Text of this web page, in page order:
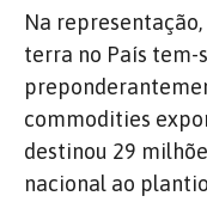
Na
terra no País tem-
commodities
destinou 29
nacional ao